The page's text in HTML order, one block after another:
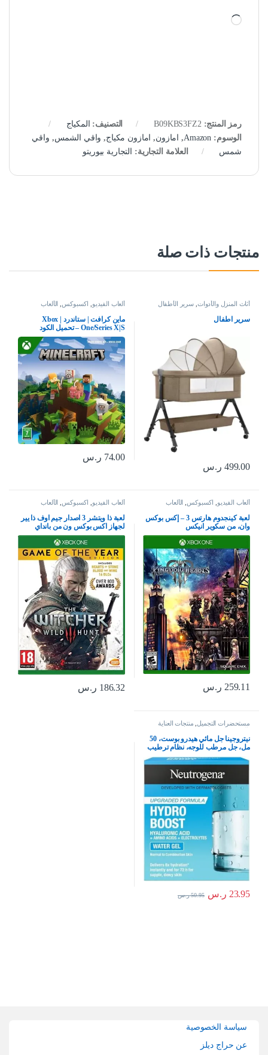
جاري التحميل…
رمز المنتج:B09KBS3FZ2 التصنيف: المكياج
الوسوم: Amazon
, امازون, امازون مكياج, واقي الشمس, واقي
شمس
العلامة التجارية: التجارية بيوريتو
منتجات ذات صلة
أثاث المنزل والأدوات سرير الأطفال
سرير اطفال
499.00 ر.س
ألعاب الفيديو اكسبوكس الألعاب
ماين كرافت | ستاندرد | Xbox
One/Series X|S – تحميل الكود
74.00 ر.س
ألعاب الفيديو اكسبوكس الألعاب
لعبة كينجدوم هارتس 3 – إكس بوكس
وان، من سكوير انيكس
259.11 ر.س
ألعاب الفيديو اكسبوكس الألعاب
لعبة ذا ويتشر 3 اصدار جيم اوف ذا يير
لجهاز اكس بوكس ون من بانداي
186.32 ر.س
مستحضرات التجميل منتجات العناية
بالبشرة
نيتروجينا جل مائي هيدرو بوست، 50
مل، جل مرطب للوجه، نظام ترطيب
كامل للعناية بالبشرة مع حمض
الهيالورونيك، خفيف الوزن، غير
كوميدوغينيك، ومناسب للبشرة
الجافة – قد يختلف التغليف، من
نيوتريجينا
23.95 ر.س 50.95 ر.س
سياسة الخصوصية
عن حراج ديلز